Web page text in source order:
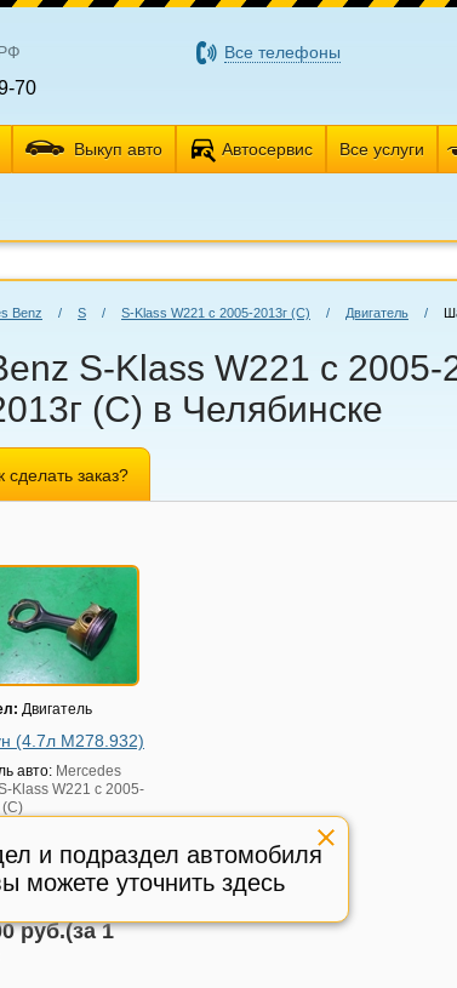
70
Все телефоны
Выкуп авто Автосервис Все услуги
Benz / S / S-Klass W221 с 2005-2013г (С) / Двигатель /
S-Klass W221 с
(С) в Челябинске
и подраздел автомобиля
можете уточнить здесь
сделать заказ?
Двигатель
(4.7л M278.932)
авто: Mercedes
Klass W221 с 2005-
(С)
поврежден
код:627763
руб.(за 1